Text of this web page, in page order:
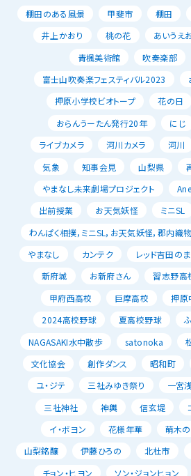
棚田のある風景
甲斐市 棚田
井上かおり
桃の花 あいうえ
青楓美術館
吹奏楽部
富士山吹奏楽フェスティバル2023
押原小学校ビオトープ
花の日
おらんうーたん発行20年
にじ
ライブカメラ
河川カメラ 河川
気象
知事会見 山梨県
やまなし未来劇場プロジェクト
出前授業
お天気妖怪 ミニSL
わんぱく相撲，ミニSL，お天気妖怪，郡内織
やまなし
カンテク レッド吉田の
新府城
お新府さん 習志野高
甲府西高校
巨摩高校 押原
2024高校野球
夏高校野球
NAGASAKI水中散歩
satonoka
文化協会
創作ダンス 昭和町
ユ・ジテ
三社みゆき祭り 一宮
三社神社
神輿 信玄堤
イ・ボヨン
花様年華 萌木
山梨銘醸
伊藤ひろの 北杜市
チョン・ヒヨン
ソン・ジョンヒョン